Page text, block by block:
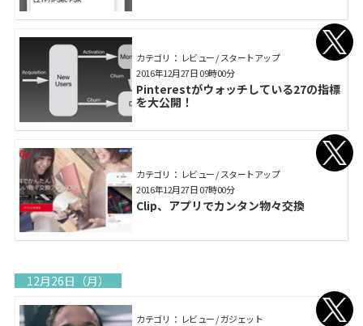
カテゴリ： レビュー / スタートアップ
Pinterestがウォッチしている27の指標
を大公開！
2016年12月27日 09時00分
カテゴリ： レビュー / スタートアップ
Clip、アプリでカンタン物々交換
2016年12月27日 07時00分
12月26日（月）
カテゴリ： レビュー / ガジェット